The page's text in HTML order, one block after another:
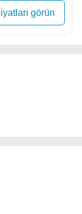
görün